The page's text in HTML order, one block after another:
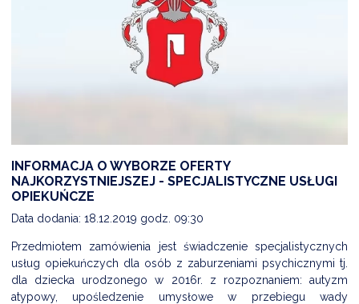
INFORMACJA O WYBORZE OFERTY
NAJKORZYSTNIEJSZEJ - SPECJALISTYCZNE USŁUGI
OPIEKUŃCZE
Data dodania: 18.12.2019 godz. 09:30
Przedmiotem zamówienia jest świadczenie specjalistycznych
usług opiekuńczych dla osób z zaburzeniami psychicznymi tj.
dla dziecka urodzonego w 2016r. z rozpoznaniem: autyzm
atypowy, upośledzenie umysłowe w przebiegu wady